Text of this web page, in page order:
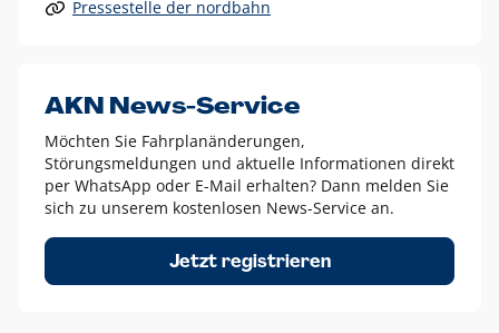
Alle anderen Logo-Varianten dürfen nur in Ausnahmefällen
Diese Ausnahmen sind zum Beispiel:
dem AKN Blau,
weißes Logo auf Fotohintergründen,
schwarzes Logo für reine Schwarz-Weiß-Umsetzungen
Um das Logo herum muss ein Schutzraum von jeweils einer
Höhe bzw. Breite des N aus AKN in alle Richtungen
Pressestelle der nordbahn
AKN News-Service
Möchten Sie Fahrplanänderungen,
Störungsmeldungen und aktuelle Informationen direkt
per WhatsApp oder E-Mail erhalten? Dann melden Sie
sich zu unserem kostenlosen News-Service an.
Jetzt registrieren